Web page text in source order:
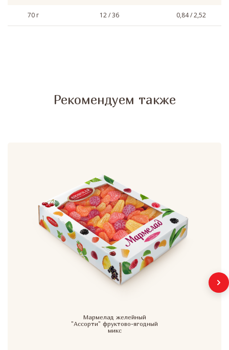
70 г 12 / 36 0,84 / 2,52
Рекомендуем также
Мармелад желейный
"Ассорти" фруктово-ягодный
микс